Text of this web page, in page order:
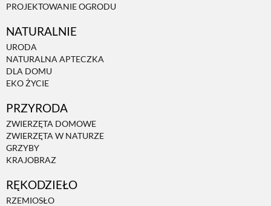
PROJEKTOWANIE OGRODU
NATURALNIE
URODA
NATURALNA APTECZKA
DLA DOMU
EKO ŻYCIE
PRZYRODA
ZWIERZĘTA DOMOWE
ZWIERZĘTA W NATURZE
GRZYBY
KRAJOBRAZ
RĘKODZIEŁO
RZEMIOSŁO